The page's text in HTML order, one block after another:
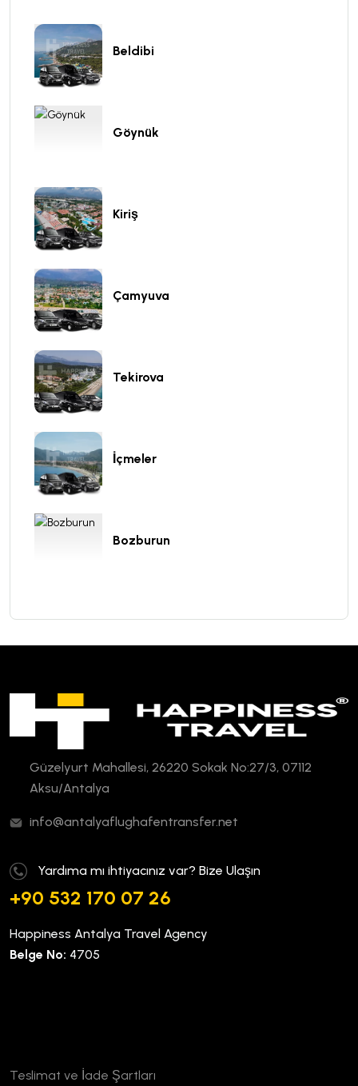
Beldibi
Göynük
Kiriş
Çamyuva
Tekirova
İçmeler
Bozburun
Güzelyurt Mahallesi, 26220 Sokak No:27/3, 07112
Aksu/Antalya
info@antalyaflughafentransfer.net
Yardıma mı ihtiyacınız var? Bize Ulaşın
+90 532 170 07 26
Happiness Antalya Travel Agency
Belge No: 4705
Teslimat ve İade Şartları